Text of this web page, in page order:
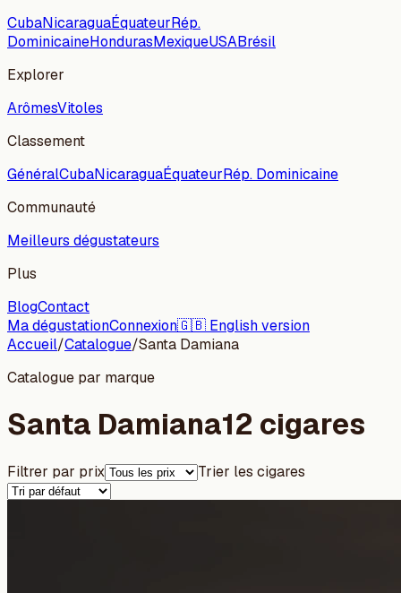
CubaNicaraguaÉquateurRép.
DominicaineHondurasMexiqueUSABrésil
Explorer
ArômesVitoles
Classement
GénéralCubaNicaraguaÉquateurRép. Dominicaine
Communauté
Meilleurs dégustateurs
Plus
BlogContact
Ma dégustationConnexion🇬🇧 English version
Accueil/Catalogue/Santa Damiana
Catalogue par marque
Santa Damiana12 cigares
Filtrer par prix Trier les cigares